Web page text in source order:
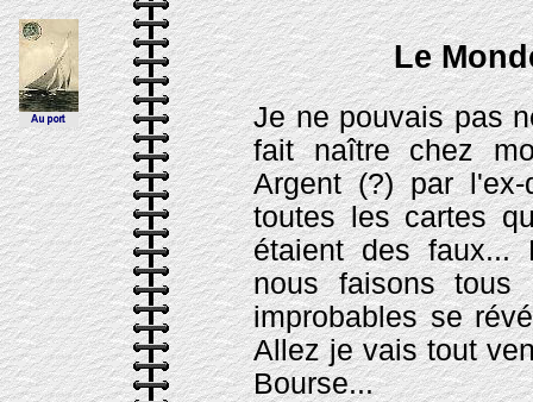
Le
Je ne pouvais pas
fait naître chez
Argent (?) par
toutes les cartes
étaient des faux...
nous faisons tous
improbables se
Allez je vais tout
Bourse...